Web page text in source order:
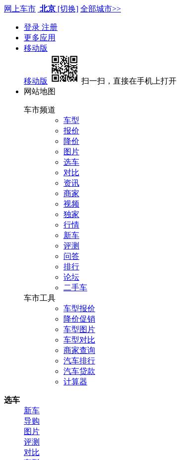
网上车市 北京 [切换] 全部城市>>
登录 注册
更多应用
移动版
移动版
扫一扫，直接在手机上打开
网站地图
车市频道
车型
报价
降价
图片
选车
对比
资讯
商家
视频
独家
行情
新车
评测
问答
排行
论坛
二手车
车市工具
车型报价
降价促销
车型图片
车型对比
商家查询
汽车排行
汽车贷款
计算器
选车
新车
导购
图片
评测
对比